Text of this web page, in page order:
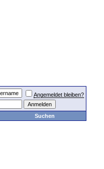
Angemeldet bleiben?
Suchen